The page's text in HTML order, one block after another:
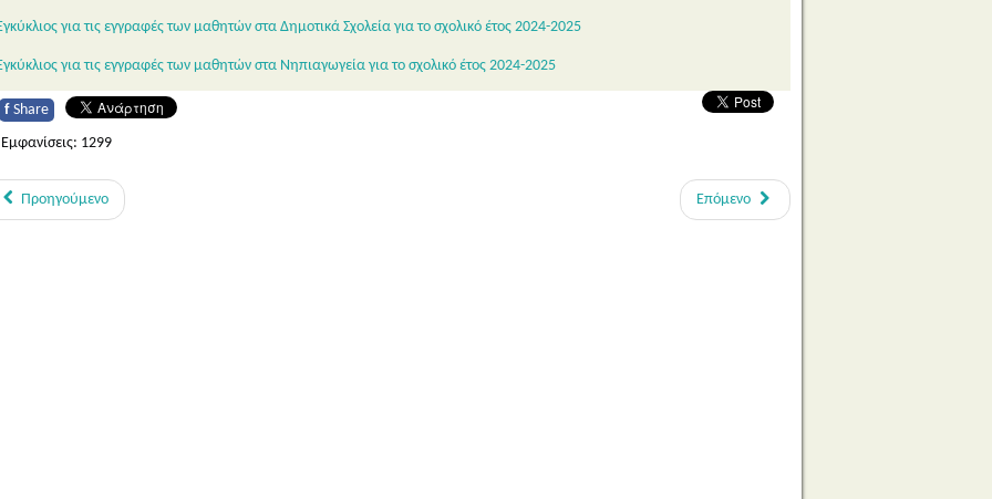
για τις εγγραφές των μαθητών στα Δημοτικά Σχολεία για το σχολικό έτος 2024-2025
για τις εγγραφές των μαθητών στα Νηπιαγωγεία για το σχολικό έτος 2024-2025
f Share
Εμφανίσεις: 1299
Προηγούμενο Επόμενο